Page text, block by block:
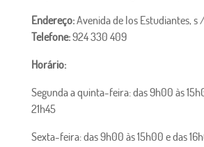
Endereço:Avenida de los Estudiantes, s
Telefone:924 330 409
Horário:
Segunda a quinta-feira: das 9h00 às
21h45
Sexta-feira: das 9h00 às 15h00 e das